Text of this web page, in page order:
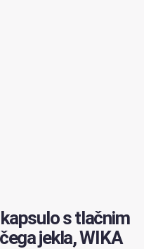
s tlačnim
jekla, WIKA